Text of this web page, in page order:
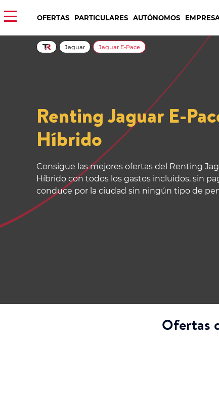
OFERTAS PARTICULARES AUTÓNOMOS
Renting Jaguar E-
Híbrido
Consigue las mejores ofertas del Renting
Híbrido con todos los gastos incluidos, sin
conduce por la ciudad sin ningún tipo de
Jaguar Jaguar E-Pace
Ofertas